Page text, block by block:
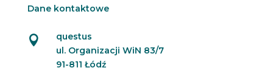
Dane kontaktowe

questus
ul. Organizacji WiN 83/7
91-811 Łódź